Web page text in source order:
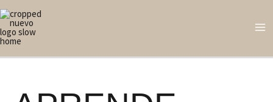
Ir
contenido